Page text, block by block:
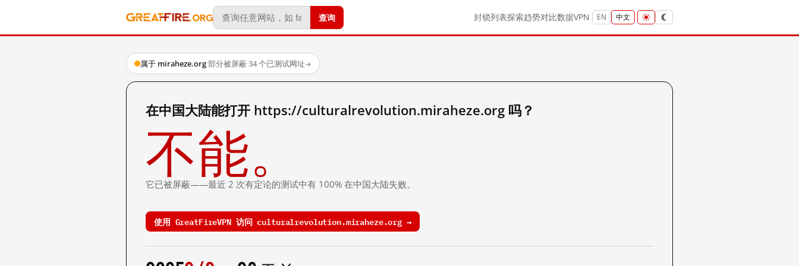
查询 封锁列表探索趋势对比数据VPN EN 中文
属于 miraheze.org·部分被屏蔽·34 个已测试网址→
在中国大陆能打开 https://culturalrevolution.miraheze.org 吗？
不能。
它已被屏蔽——最近 2 次有定论的测试中有 100% 在中国大陆失败。
使用 GreatFireVPN 访问 culturalrevolution.miraheze.org →